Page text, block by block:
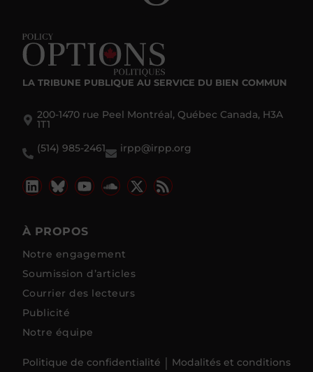
LA TRIBUNE PUBLIQUE AU SERVICE DU BIEN COMMUN
200-1470 rue Peel Montréal, Québec Canada, H3A
1T1
(514) 985-2461
irpp@irpp.org
À PROPOS
Notre engagement
Soumission d’articles
Courrier des lecteurs
Publicité
Notre équipe
Politique de confidentialité Modalités et conditions